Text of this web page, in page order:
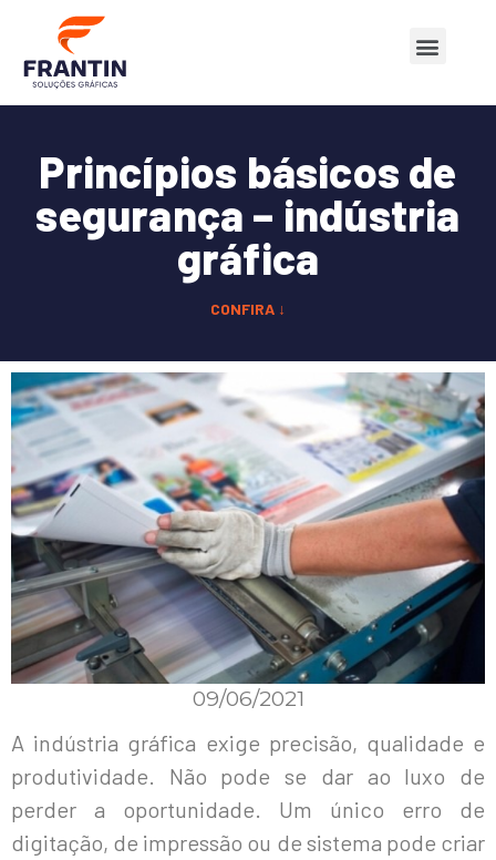
Princípios básicos de
segurança – indústria
gráfica
CONFIRA ↓
09/06/2021
A indústria gráfica exige precisão, qualidade e
produtividade. Não pode se dar ao luxo de
perder a oportunidade. Um único erro de
digitação, de impressão ou de sistema pode criar